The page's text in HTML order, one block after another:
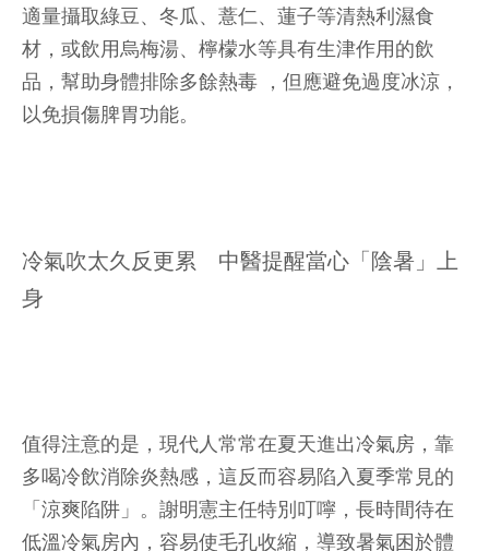
適量攝取綠豆、冬瓜、薏仁、蓮子等清熱利濕食
材，或飲用烏梅湯、檸檬水等具有生津作用的飲
品，幫助身體排除多餘熱毒 ，但應避免過度冰涼，
以免損傷脾胃功能。
冷氣吹太久反更累 中醫提醒當心「陰暑」上
身
值得注意的是，現代人常常在夏天進出冷氣房，靠
多喝冷飲消除炎熱感，這反而容易陷入夏季常見的
「涼爽陷阱」。謝明憲主任特別叮嚀，長時間待在
低溫冷氣房內，容易使毛孔收縮，導致暑氣困於體